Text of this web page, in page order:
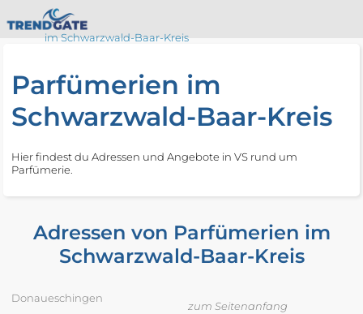
im Schwarzwald-Baar-Kreis
Parfümerien im
Schwarzwald-Baar-Kreis
Hier findest du Adressen und Angebote in VS rund um
Parfümerie.
Adressen von Parfümerien im
Schwarzwald-Baar-Kreis
Donaueschingen
zum Seitenanfang